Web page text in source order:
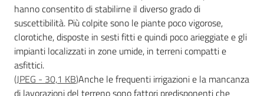
hanno consentito di stabilirne il diverso grado di
suscettibilità. Più colpite sono le piante poco vigorose,
clorotiche, disposte in sesti fitti e quindi poco arieggiate e gli
impianti localizzati in zone umide, in terreni compatti e
asfittici.
(JPEG - 30,1 KB)Anche le frequenti irrigazioni e la mancanza
di lavorazioni del terreno sono fattori predisponenti che